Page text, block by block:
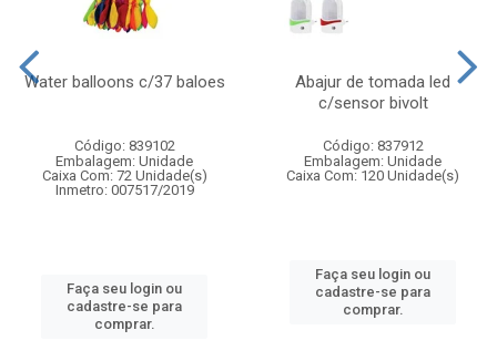
Water balloons c/37 baloes
Código: 839102
Embalagem: Unidade
Caixa Com: 72 Unidade(s)
Inmetro: 007517/2019
Faça seu login ou
cadastre-se para
comprar.
Abajur de tomada led
c/sensor bivolt
Código: 837912
Embalagem: Unidade
Caixa Com: 120 Unidade(s)
Faça seu login ou
cadastre-se para
comprar.